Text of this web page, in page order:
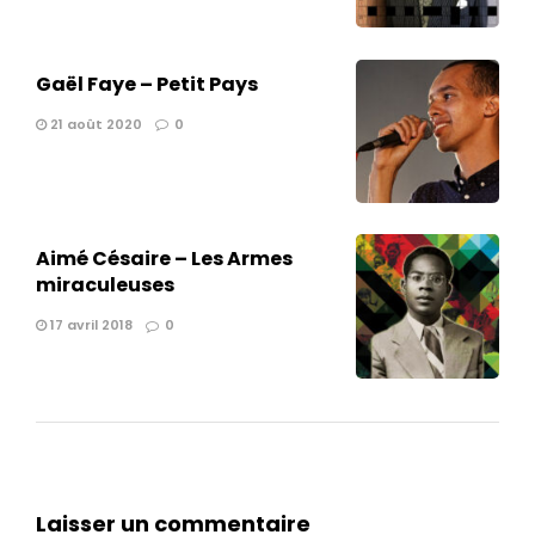
Gaël Faye – Petit Pays
21 août 2020 0
Aimé Césaire – Les Armes
miraculeuses
17 avril 2018 0
Laisser un commentaire